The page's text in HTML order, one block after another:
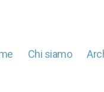
Chi siamo